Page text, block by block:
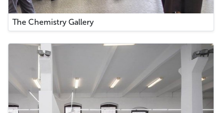
The Chemistry Gallery